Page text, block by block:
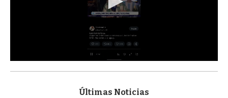
s
Últimas Noticias